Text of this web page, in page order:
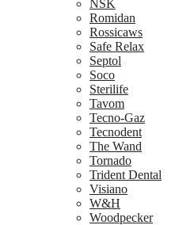
NSK
Romidan
Rossicaws
Safe Relax
Septol
Soco
Sterilife
Tavom
Tecno-Gaz
Tecnodent
The Wand
Tornado
Trident Dental
Visiano
W&H
Woodpecker